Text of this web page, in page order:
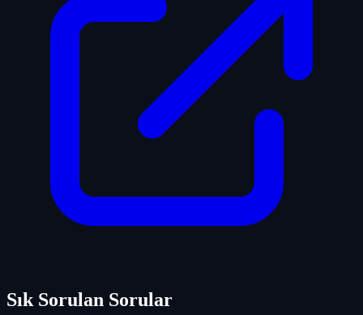
Sık Sorulan Sorular